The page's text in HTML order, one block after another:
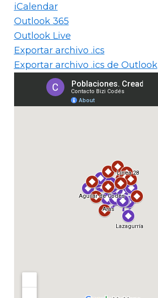
iCalendar
Outlook 365
Outlook Live
Exportar archivo .ics
Exportar archivo .ics de Outlook